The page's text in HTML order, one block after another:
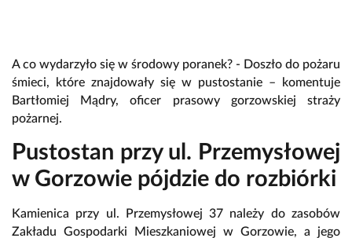
A co wydarzyło się w środowy poranek? - Doszło do pożaru
śmieci, które znajdowały się w pustostanie – komentuje
Bartłomiej Mądry, oficer prasowy gorzowskiej straży
pożarnej.
Pustostan przy ul. Przemysłowej
w Gorzowie pójdzie do rozbiórki
Kamienica przy ul. Przemysłowej 37 należy do zasobów
Zakładu Gospodarki Mieszkaniowej w Gorzowie, a jego